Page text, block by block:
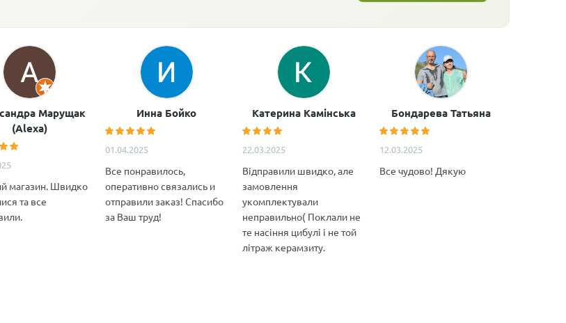
Марущак
(Alexa)
магазин. Швидко
та все
Инна Бойко
01.04.2025
Все понравилось,
оперативно связались и
отправили заказ! Спасибо
за Ваш труд!
Катерина Камінська
22.03.2025
Відправили швидко, але
замовлення
укомплектували
неправильно( Поклали не
те насіння цибулі і не той
літраж керамзиту.
Бондарева Татьяна
12.03.2025
Все чудово! Дякую